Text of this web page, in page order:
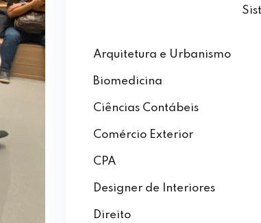
Arquitetura e Urbanismo
Biomedicina
Ciências Contábeis
Comércio Exterior
CPA
Designer de Interiores
Direito